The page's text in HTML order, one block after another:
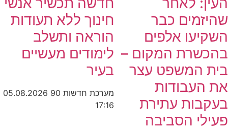
שהיזמים כבר
השקיעו אלפים
בהכשרת המקום –
בית המשפט עצר
את העבודות
בעקבות עתירת
פעילי הסביבה
חינוך ללא תעודות
הוראה ותשלב
לימודים מעשיים
בעיר
מערכת חדשות 90
05.08.2026
17:16